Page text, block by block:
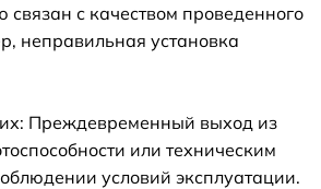
с качеством проведенного
неправильная установка
Преждевременный выход из
или техническим
условий эксплуатации.